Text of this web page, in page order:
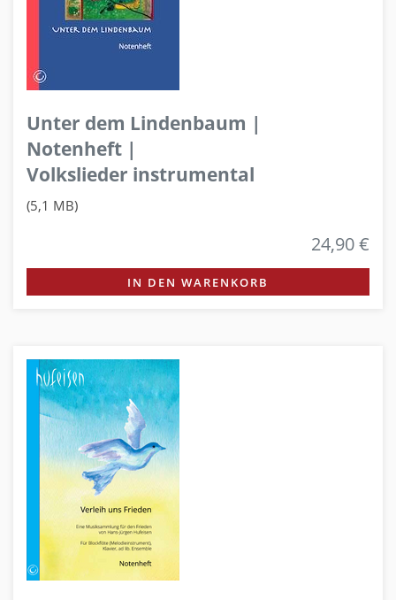
Unter dem Lindenbaum |
Notenheft |
Volkslieder instrumental
(5,1 MB)
24,90 €
IN DEN WARENKORB